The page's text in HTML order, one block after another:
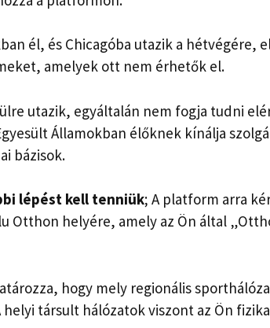
él, és Chicagóba utazik a hétvégére,
amelyek ott nem érhetők el.
utazik, egyáltalán nem fogja tudni
Államokban élőknek kínálja
bázisok.
lépést kell tenniük; A platform arra
Otthon helyére, amely az Ön által
hogy mely regionális
helyi társult hálózatok viszont az Ön